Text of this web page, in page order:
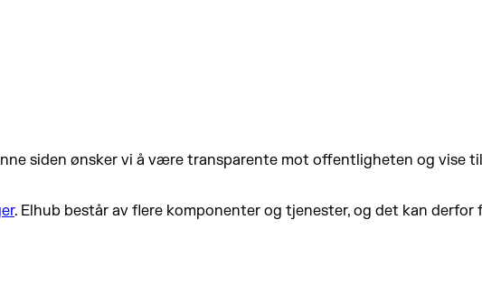
siden ønsker vi å være transparente mot offentligheten og vise
. Elhub består av flere komponenter og tjenester, og det kan derfor